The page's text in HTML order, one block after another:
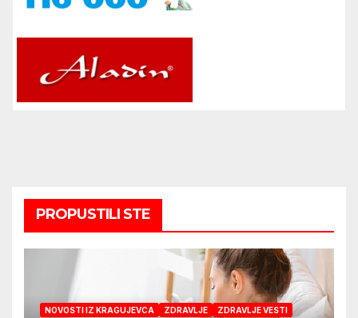
PROPUSTILI STE
NOVOSTI IZ KRAGUJEVCA ZDRAVLJE ZDRAVLJE VESTI